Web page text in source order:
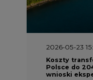
Koszty
Polsce do